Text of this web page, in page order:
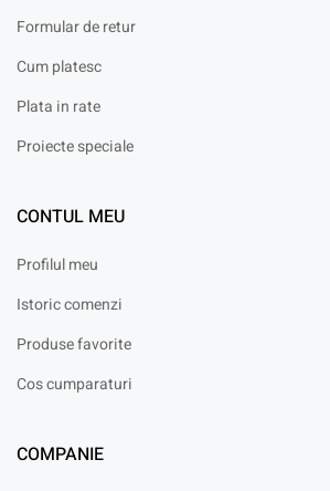
Formular de retur
Cum platesc
Plata in rate
Proiecte speciale
CONTUL MEU
Profilul meu
Istoric comenzi
Produse favorite
Cos cumparaturi
COMPANIE